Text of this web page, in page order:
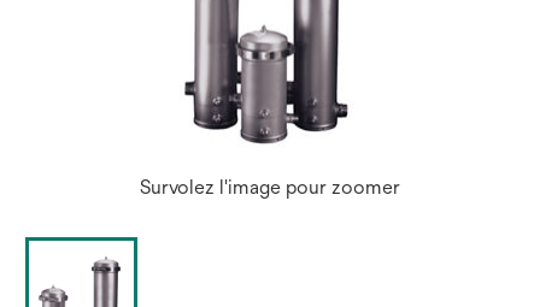
Survolez l'image pour zoomer